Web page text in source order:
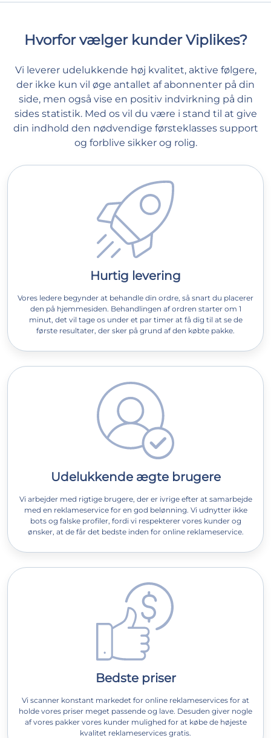
Hvorfor vælger kunder Viplikes?
Vi leverer udelukkende høj kvalitet, aktive følgere,
der ikke kun vil øge antallet af abonnenter på din
side, men også vise en positiv indvirkning på din
sides statistik. Med os vil du være i stand til at give
din indhold den nødvendige førsteklasses support
og forblive sikker og rolig.
Hurtig levering
Vores ledere begynder at behandle din ordre, så snart du placerer
den på hjemmesiden. Behandlingen af ordren starter om 1
minut, det vil tage os under et par timer at få dig til at se de
første resultater, der sker på grund af den købte pakke.
Udelukkende ægte brugere
Vi arbejder med rigtige brugere, der er ivrige efter at samarbejde
med en reklameservice for en god belønning. Vi udnytter ikke
bots og falske profiler, fordi vi respekterer vores kunder og
ønsker, at de får det bedste inden for online reklameservice.
Bedste priser
Vi scanner konstant markedet for online reklameservices for at
holde vores priser meget passende og lave. Desuden giver nogle
af vores pakker vores kunder mulighed for at købe de højeste
kvalitet reklameservices gratis.